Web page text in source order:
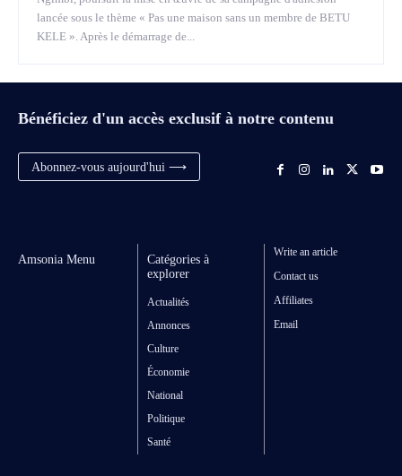
lancée sous le thème « Pas une maison sans un membre de BETU
KELE ». Après le démarrage de...
Bénéficiez d'un accès exclusif à notre contenu
Abonnez-vous aujourd'hui ⟶
Amsonia Menu
Catégories à
explorer
Actualités
Annonces
Culture
Économie
National
Politique
Santé
Write an article
Contact us
Affiliates
Email